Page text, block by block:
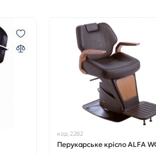
код 2282
Перукарське крісло ALFA